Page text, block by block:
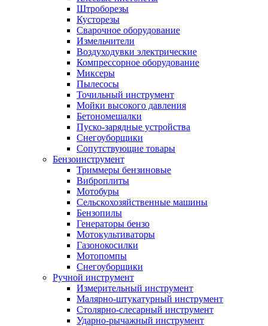
Штроборезы
Кусторезы
Сварочное оборудование
Измельчители
Воздуходувки электрические
Компрессорное оборудование
Миксеры
Пылесосы
Точильный инструмент
Мойки высокого давления
Бетономешалки
Пуско-зарядные устройства
Снегоуборщики
Сопутствующие товары
Бензоинструмент
Триммеры бензиновые
Виброплиты
Мотобуры
Сельскохозяйственные машины
Бензопилы
Генераторы бензо
Мотокультиваторы
Газонокосилки
Мотопомпы
Снегоуборщики
Ручной инструмент
Измерительный инструмент
Малярно-штукатурный инструмент
Столярно-слесарный инструмент
Ударно-рычажный инструмент